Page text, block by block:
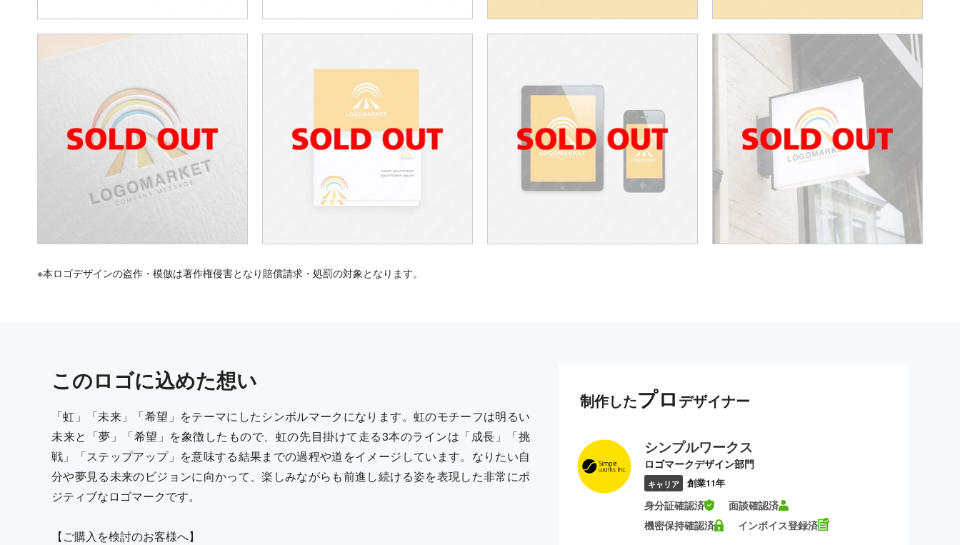
※本ロゴデザインの盗作・模倣は著作権侵害となり賠償請求・処罰の対象となります。
このロゴに込めた想い
「虹」「未来」「希望」をテーマにしたシンボルマークになります。虹のモチーフは明るい
未来と「夢」「希望」を象徴したもので、虹の先目掛けて走る3本のラインは「成長」「挑
戦」「ステップアップ」を意味する結果までの過程や道をイメージしています。なりたい自
分や夢見る未来のビジョンに向かって、楽しみながらも前進し続ける姿を表現した非常にポ
ジティブなロゴマークです。
【ご購入を検討のお客様へ】
制作したプロ デザイナー
シンプルワークス
ロゴマークデザイン部門
キャリア 創業11年
身分証確認済
面談確認済
機密保持確認済
インボイス登録済